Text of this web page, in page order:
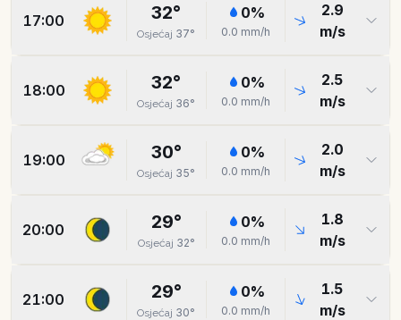
17:00 32°
Osjećaj 37°
0%
0.0 mm/h
2.9
m/s
18:00 32°
Osjećaj 36°
0%
0.0 mm/h
2.5
m/s
19:00 30°
Osjećaj 35°
0%
0.0 mm/h
2.0
m/s
20:00 29°
Osjećaj 32°
0%
0.0 mm/h
1.8
m/s
21:00 29°
Osjećaj 30°
0%
0.0 mm/h
1.5
m/s